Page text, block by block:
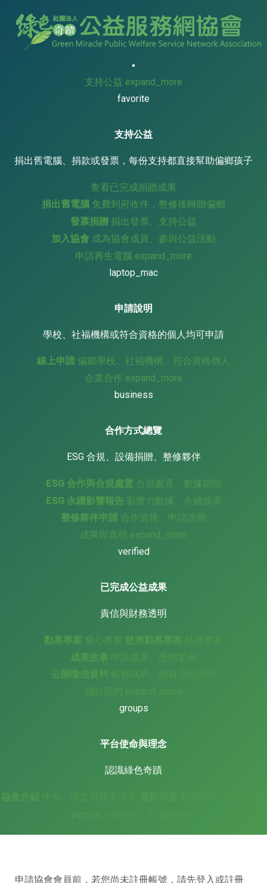
支持公益 expand_more
favorite
支持公益
捐出舊電腦、捐款或發票，每份支持都直接幫助偏鄉孩子
查看已完成捐贈成果
捐出舊電腦 免費到府收件，整修後轉贈偏鄉
發票捐贈 捐出發票、支持公益
加入協會 成為協會成員、參與公益活動
申請再生電腦 expand_more
laptop_mac
申請說明
學校、社福機構或符合資格的個人均可申請
線上申請 偏鄉學校、社福機構、符合資格個人
企業合作 expand_more
business
合作方式總覽
ESG 合規、設備捐贈、整修夥伴
ESG 合作與合規處置 合規處置、數據銷毀
ESG 永續影響報告 影響力數據、永續成果
整修夥伴申請 合作資格、申請說明
成果與責信 expand_more
verified
已完成公益成果
責信與財務透明
勸募專案 愛心專案 慈濟勸募專案
成果故事 申請成果、受贈案例
公開徵信資料
groups
平台使命與理念
認識綠色奇蹟
申請協會會員前，若您尚未註冊帳號，請先登入或註冊